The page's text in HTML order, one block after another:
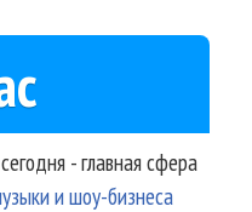
- главная сфера
и шоу-бизнеса